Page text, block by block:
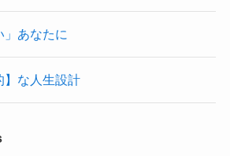
」あなたに
】な人生設計